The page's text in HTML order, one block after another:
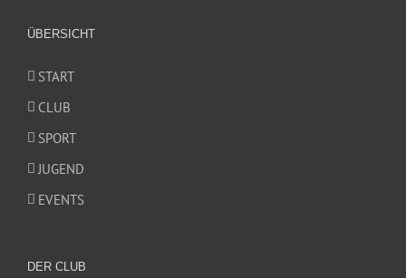
ÜBERSICHT
START
CLUB
SPORT
JUGEND
EVENTS
DER CLUB